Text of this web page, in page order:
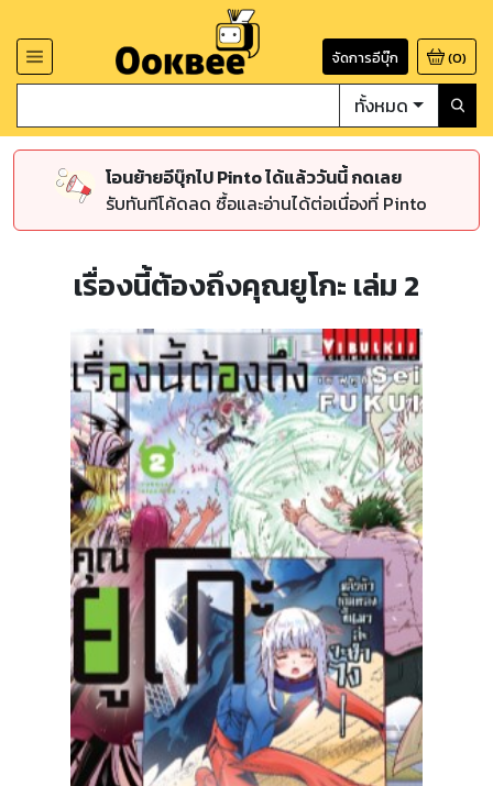
จัดการอีบุ๊ก (0)
ทั้งหมด
โอนย้ายอีบุ๊กไป Pinto ได้แล้ววันนี้ กดเลย
รับทันทีโค้ดลด ซื้อและอ่านได้ต่อเนื่องที่ Pinto
เรื่องนี้ต้องถึงคุณยูโกะ เล่ม 2